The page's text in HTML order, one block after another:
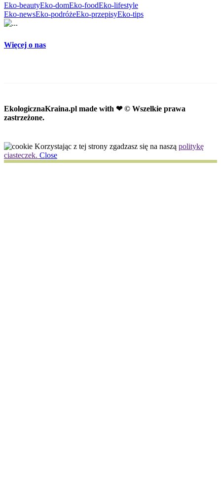
Eko-beautyEko-domEko-foodEko-lifestyle
Eko-newsEko-podróżeEko-przepisyEko-tips
Więcej o nas
EkologicznaKraina.pl made with ❤ © Wszelkie prawa
zastrzeżone.
Korzystając z tej strony zgadzasz się na naszą politykę
ciasteczek. Close